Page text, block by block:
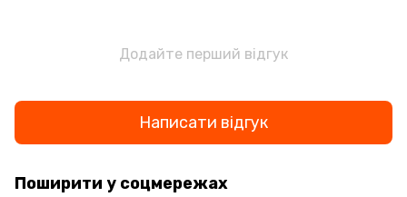
Додайте перший відгук
Написати відгук
Поширити у соцмережах